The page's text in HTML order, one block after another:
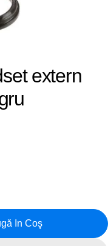
extern
Bicicleta
Cuveti
In Coş